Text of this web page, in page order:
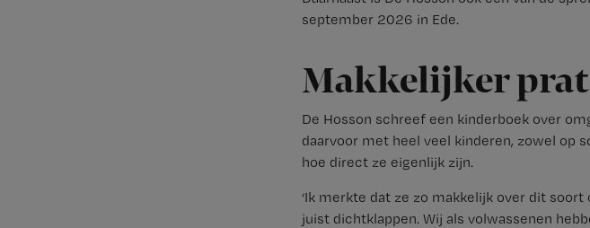
september 2026 in Ede.
Makkelijker
De Hosson schreef een kinderboek over
daarvoor met heel veel kinderen, zowel op
hoe direct ze eigenlijk zijn.
‘Ik merkte dat ze zo makkelijk over dit
juist dichtklappen. Wij als volwassenen